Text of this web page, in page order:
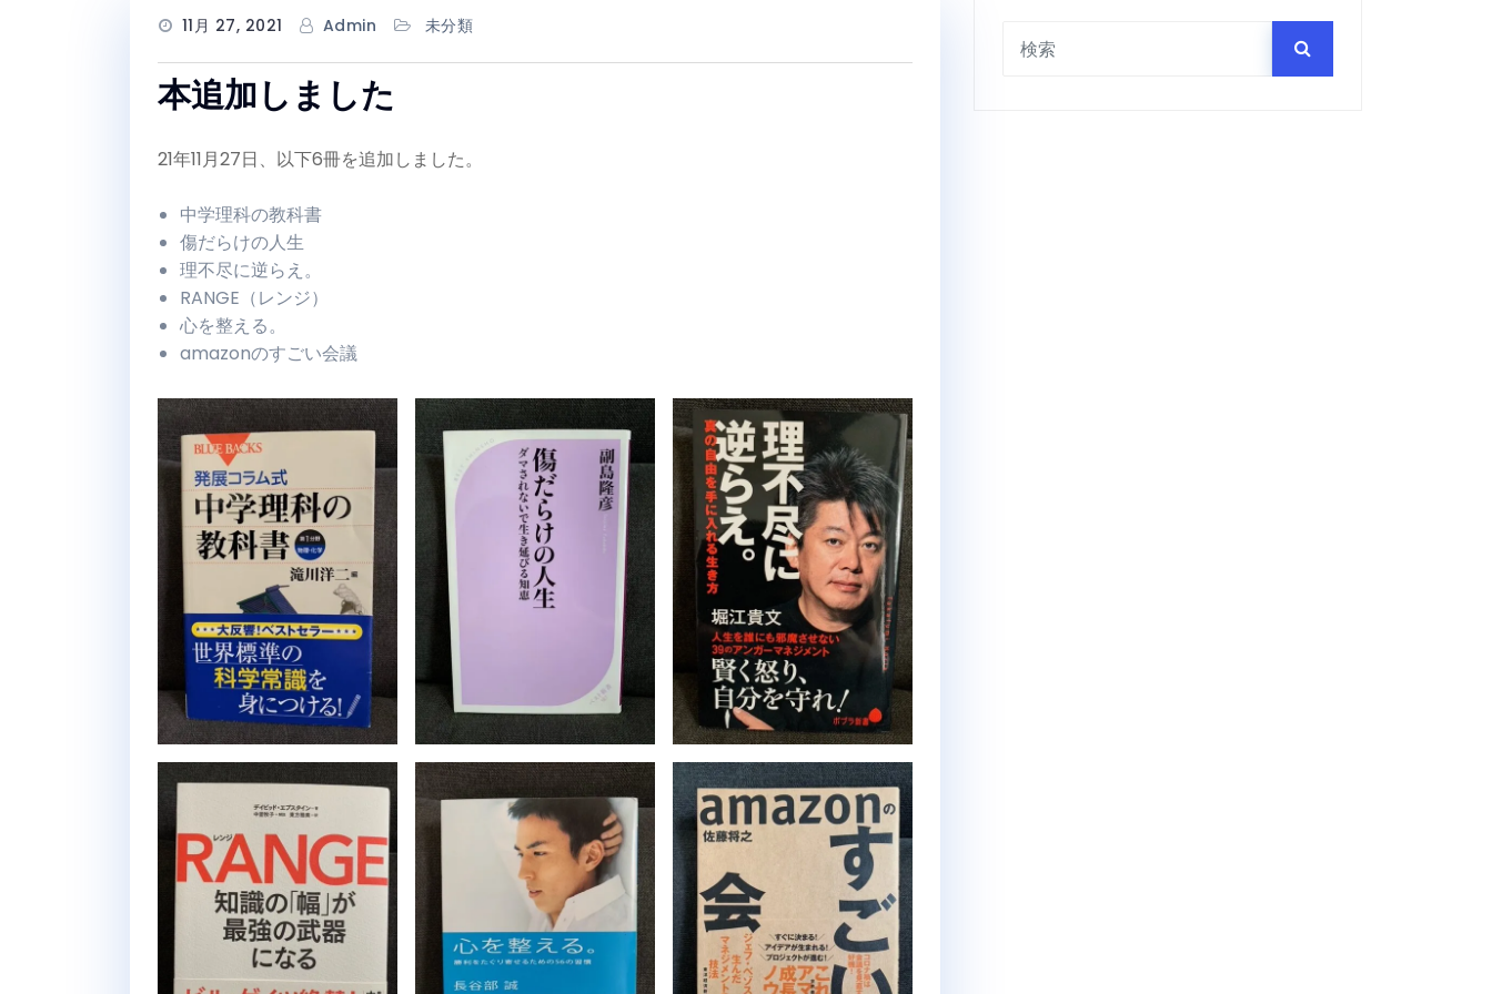
11月 27, 2021 Admin 未分類
本追加しました
21年11月27日、以下6冊を追加しました。
中学理科の教科書
傷だらけの人生
理不尽に逆らえ。
RANGE（レンジ）
心を整える。
amazonのすごい会議